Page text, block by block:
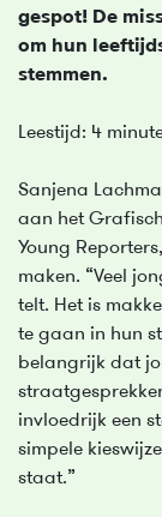
gespot! De
om hun
stemmen.
Leestijd: 4
Sanjena
aan het
Young
maken. “Veel
telt. Het is
te gaan in hun
belangrijk dat
invloedrijk een
simpele
staat.”